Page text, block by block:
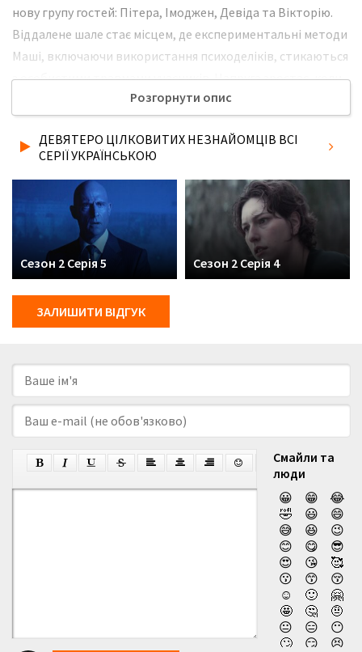
нову групу гостей: Пітера, Імоджен, Девіда та Вікторію.
Віддалене шале стає місцем, де експериментальні методи
Маші, включаючи використання психоделіків, стикаються
з особистими травмами учасників. Напруга зростає, коли
персонал, зокрема Мартін та Хелена, починають
розповісти друзям, де Ви дивились нову 1 серію 2 сезону
серіалу Девятеро цілковитих незнайомців українською
мовою, у хорошій hd якості та з українськими субтитрами!
Розгорнути опис
ДЕВЯТЕРО ЦІЛКОВИТИХ НЕЗНАЙОМЦІВ ВСІ
СЕРІЇ УКРАЇНСЬКОЮ
Сезон 2 Серія 5 Сезон 2 Серія 4
ЗАЛИШИТИ ВІДГУК
Смайли та
люди
😀
😁
😂
🤣
😃
😄
😅
😆
😉
😊
😋
😎
😍
😘
🥰
😗
😙
😚
☺️
🙂
🤗
🤩
🤔
🤨
😐
😑
😶
🙄
😏
😣